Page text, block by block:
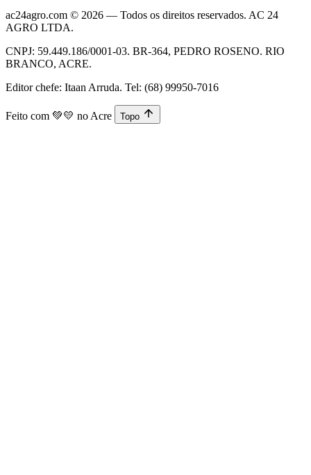
ac24agro.com © 2026 — Todos os direitos reservados. AC 24
AGRO LTDA.
CNPJ: 59.449.186/0001-03. BR-364, PEDRO ROSENO. RIO
BRANCO, ACRE.
Editor chefe: Itaan Arruda. Tel: (68) 99950-7016
Feito com 💚💛 no Acre Topo